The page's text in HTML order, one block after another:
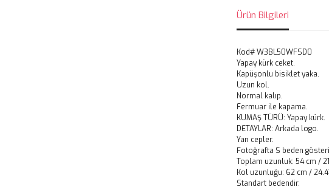
Ürün Bilgileri
Kod# W3BL50WFSD0
Yapay kürk ceket.
Kapüşonlu bisiklet yaka.
Uzun kol.
Normal kalıp.
Fermuar ile kapama.
KUMAŞ TÜRÜ: Yapay kürk.
DETAYLAR: Arkada logo.
Yan cepler.
Fotoğrafta S beden
Toplam uzunluk: 54 cm /
Kol uzunluğu: 62 cm /
Standart bedendir.